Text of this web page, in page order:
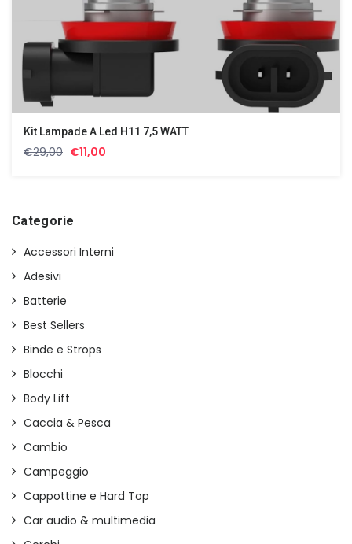
Kit Lampade A Led H11 7,5 WATT
€29,00 Il
€29,00.
€11,00
Categorie
Accessori Interni
Adesivi
Batterie
Best Sellers
Binde e Strops
Blocchi
Body Lift
Caccia & Pesca
Cambio
Campeggio
Cappottine e Hard Top
Car audio & multimedia